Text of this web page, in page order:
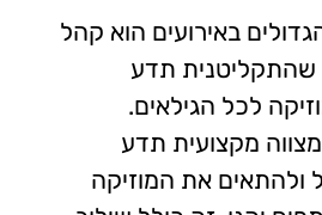
באירועים הוא קהל
שהתקליטנית תדע
לכל הגילאים.
מקצועית תדע
ולהתאים את המוזיקה